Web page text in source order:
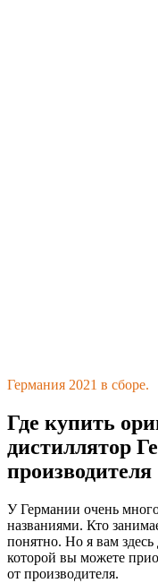
Германия 2021 в сборе.
Где купить
дистиллятор
производителя
У Германии очень
названиями. Кто
понятно. Но я вам
которой вы можете
от производителя.